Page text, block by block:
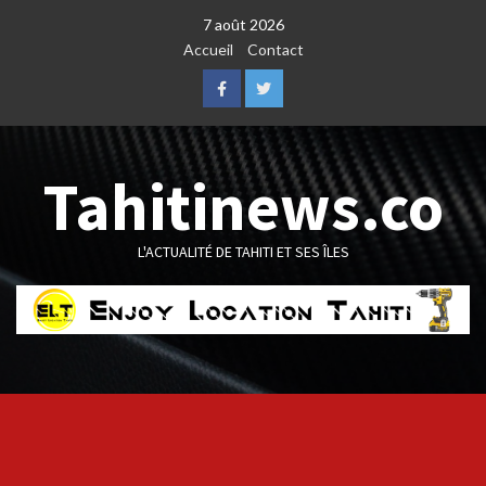
7 août 2026
Accueil
Contact
FacebookTwitter
Tahitinews.co
L'ACTUALITÉ DE TAHITI ET SES ÎLES